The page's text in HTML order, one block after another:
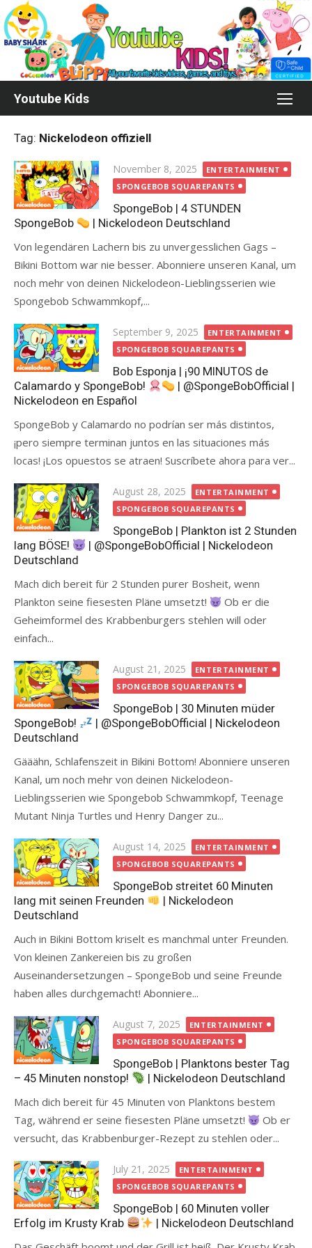
Skip
to
content
Youtube Kids
Tag: Nickelodeon offiziell
Posted
on
November 8, 2025
ENTERTAINMENT
SPONGEBOB SQUAREPANTS
SpongeBob | 4 STUNDEN
SpongeBob
| Nickelodeon Deutschland
Von legendären Lachern bis zu unvergesslichen Gags –
Bikini Bottom war nie besser. Abonniere unseren Kanal, um
noch mehr von deinen Nickelodeon-Lieblingsserien wie
Spongebob Schwammkopf,...
Posted
on
September 9, 2025
ENTERTAINMENT
SPONGEBOB SQUAREPANTS
Bob Esponja | ¡90 MINUTOS de
Calamardo y SpongeBob!
| @SpongeBobOfficial |
Nickelodeon en Español
SpongeBob y Calamardo no podrían ser más distintos,
¡pero siempre terminan juntos en las situaciones más
locas! ¡Los opuestos se atraen! Suscríbete ahora para ver...
Posted
on
August 28, 2025
ENTERTAINMENT
SPONGEBOB SQUAREPANTS
SpongeBob | Plankton ist 2 Stunden
lang BÖSE!
| @SpongeBobOfficial | Nickelodeon
Deutschland
Mach dich bereit für 2 Stunden purer Bosheit, wenn
Plankton seine fiesesten Pläne umsetzt!
Ob er die
Geheimformel des Krabbenburgers stehlen will oder
einfach...
Posted
on
August 21, 2025
ENTERTAINMENT
SPONGEBOB SQUAREPANTS
SpongeBob | 30 Minuten müder
SpongeBob!
| @SpongeBobOfficial | Nickelodeon
Deutschland
Gääähn, Schlafenszeit in Bikini Bottom! Abonniere unseren
Kanal, um noch mehr von deinen Nickelodeon-
Lieblingsserien wie Spongebob Schwammkopf, Teenage
Mutant Ninja Turtles und Henry Danger zu...
Posted
on
August 14, 2025
ENTERTAINMENT
SPONGEBOB SQUAREPANTS
SpongeBob streitet 60 Minuten
lang mit seinen Freunden
| Nickelodeon
Deutschland
Auch in Bikini Bottom kriselt es manchmal unter Freunden.
Von kleinen Zankereien bis zu großen
Auseinandersetzungen – SpongeBob und seine Freunde
haben alles durchgemacht! Abonniere...
Posted
on
August 7, 2025
ENTERTAINMENT
SPONGEBOB SQUAREPANTS
SpongeBob | Planktons bester Tag
– 45 Minuten nonstop!
| Nickelodeon Deutschland
Mach dich bereit für 45 Minuten von Planktons bestem
Tag, während er seine fiesesten Pläne umsetzt!
Ob er
versucht, das Krabbenburger-Rezept zu stehlen oder...
Posted
on
July 21, 2025
ENTERTAINMENT
SPONGEBOB SQUAREPANTS
SpongeBob | 60 Minuten voller
Erfolg im Krusty Krab
| Nickelodeon Deutschland